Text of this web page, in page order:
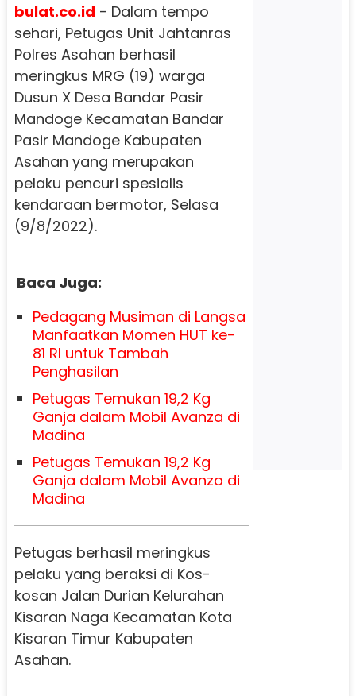
bulat.co.id - Dalam tempo
sehari, Petugas Unit Jahtanras
Polres Asahan berhasil
meringkus MRG (19) warga
Dusun X Desa Bandar Pasir
Mandoge Kecamatan Bandar
Pasir Mandoge Kabupaten
Asahan yang merupakan
pelaku pencuri spesialis
kendaraan bermotor, Selasa
(9/8/2022).
Baca Juga:
Pedagang Musiman di Langsa
Manfaatkan Momen HUT ke-
81 RI untuk Tambah
Penghasilan
Petugas Temukan 19,2 Kg
Ganja dalam Mobil Avanza di
Madina
Petugas Temukan 19,2 Kg
Ganja dalam Mobil Avanza di
Madina
Petugas berhasil meringkus
pelaku yang beraksi di Kos-
kosan Jalan Durian Kelurahan
Kisaran Naga Kecamatan Kota
Kisaran Timur Kabupaten
Asahan.